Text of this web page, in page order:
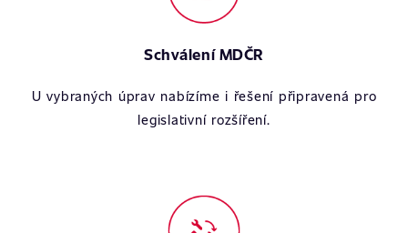
Schválení MDČR
U vybraných úprav nabízíme i řešení připravená pro
legislativní rozšíření.